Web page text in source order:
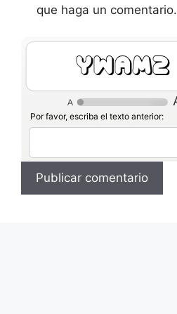
que haga un comentario.
IXxKq
Por favor, escriba el texto anterior: